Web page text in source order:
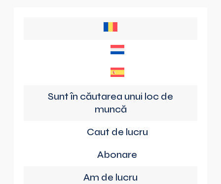
Sunt în căutarea unui loc de
muncă
Caut de lucru
Abonare
Am de lucru